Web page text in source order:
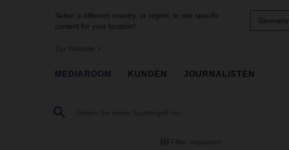
Select a different country, or region, to see specific
content for your location!
Germany
Zur Website
MEDIAROOM KUNDEN JOURNALISTEN
Filter anpassen